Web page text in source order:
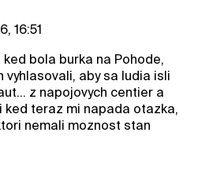
16:51
ked bola burka na Pohode,
vyhlasovali, aby sa ludia isli
z napojovych centier a
ked teraz mi napada otazka,
nemali moznost stan